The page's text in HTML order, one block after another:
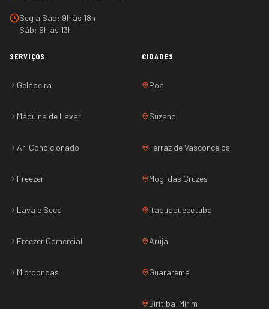
Seg a Sáb: 9h às 18h
Sáb: 9h às 13h
SERVIÇOS
Geladeira
Máquina de Lavar
Ar-Condicionado
Freezer
Lava e Seca
Freezer Comercial
Microondas
CIDADES
Poá
Suzano
Ferraz de Vasconcelos
Mogi das Cruzes
Itaquaquecetuba
Arujá
Guararema
Biritiba-Mirim